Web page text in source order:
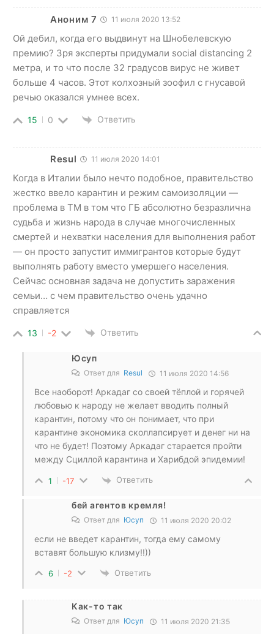
Аноним 7 11 июля 2020 13:52
Ой дебил, когда его выдвинут на Шнобелевскую
премию? Зря эксперты придумали social distancing 2
метра, и то что после 32 градусов вирус не живет
больше 4 часов. Этот колхозный зоофил с гнусавой
речью оказался умнее всех.
15 0 Ответить
Resul 11 июля 2020 14:01
Когда в Италии было нечто подобное, правительство
жестко ввело карантин и режим самоизоляции —
проблема в ТМ в том что ГБ абсолютно безразлична
судьба и жизнь народа в случае многочисленных
смертей и нехватки населения для выполнения работ
— он просто запустит иммигрантов которые будут
выполнять работу вместо умершего населения.
Сейчас основная задача не допустить заражения
семьи… с чем правительство очень удачно
справляется
13 -2 Ответить
Юсуп
Ответ для Resul 11 июля 2020 14:56
Все наоборот! Аркадаг со своей тёплой и горячей
любовью к народу не желает вводить полный
карантин, потому что он понимает, что при
карантине экономика сколлапсирует и денег ни на
что не будет! Поэтому Аркадаг старается пройти
между Сциллой карантина и Харибдой эпидемии!
1 -17 Ответить
бей агентов кремля!
Ответ для Юсуп 11 июля 2020 20:02
если не введет карантин, тогда ему самому
вставят большую клизму!!))
6 -2 Ответить
Как-то так
Ответ для Юсуп 11 июля 2020 21:35